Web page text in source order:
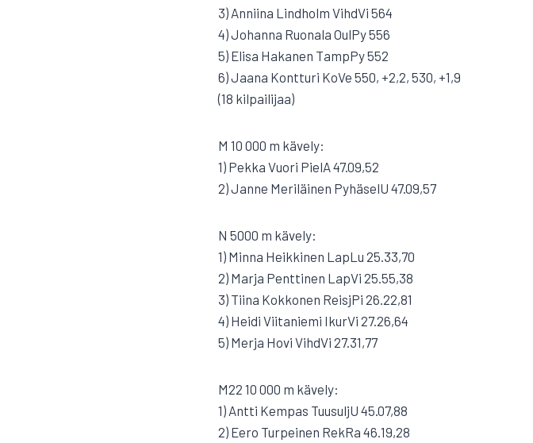
3) Anniina Lindholm VihdVi 564
4) Johanna Ruonala OulPy 556
5) Elisa Hakanen TampPy 552
6) Jaana Kontturi KoVe 550, +2,2, 530, +1,9
(18 kilpailijaa)
M 10 000 m kävely:
1) Pekka Vuori PielA 47.09,52
2) Janne Meriläinen PyhäselU 47.09,57
N 5000 m kävely:
1) Minna Heikkinen LapLu 25.33,70
2) Marja Penttinen LapVi 25.55,38
3) Tiina Kokkonen ReisjPi 26.22,81
4) Heidi Viitaniemi IkurVi 27.26,64
5) Merja Hovi VihdVi 27.31,77
M22 10 000 m kävely:
1) Antti Kempas TuusuljU 45.07,88
2) Eero Turpeinen RekRa 46.19,28